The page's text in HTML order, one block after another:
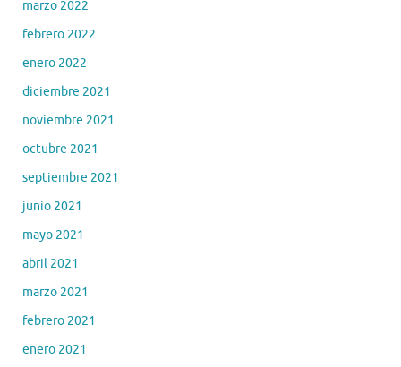
marzo 2022
febrero 2022
enero 2022
diciembre 2021
noviembre 2021
octubre 2021
septiembre 2021
junio 2021
mayo 2021
abril 2021
marzo 2021
febrero 2021
enero 2021